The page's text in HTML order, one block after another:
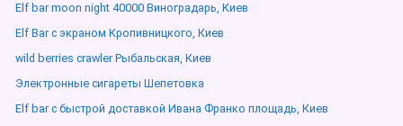
Elf bar moon night 40000 Виноградарь, Киев
Elf Bar с экраном Кропивницкого, Киев
wild berries crawler Рыбальская, Киев
Электронные сигареты Шепетовка
Elf bar с быстрой доставкой Ивана Франко площадь, Киев